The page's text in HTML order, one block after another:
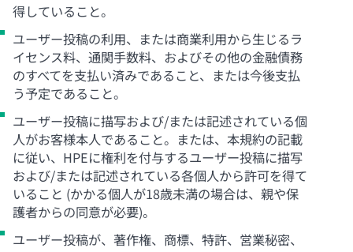
得していること。
ユーザー投稿の利用、または商業利用から生じるラ
イセンス料、通関手数料、およびその他の金融債務
のすべてを支払い済みであること、または今後支払
う予定であること。
ユーザー投稿に描写および/または記述されている個
人がお客様本人であること。または、本規約の記載
に従い、HPEに権利を付与するユーザー投稿に描写
および/または記述されている各個人から許可を得て
いること (かかる個人が18歳未満の場合は、親や保
護者からの同意が必要)。
ユーザー投稿が、著作権、商標、特許、営業秘密、